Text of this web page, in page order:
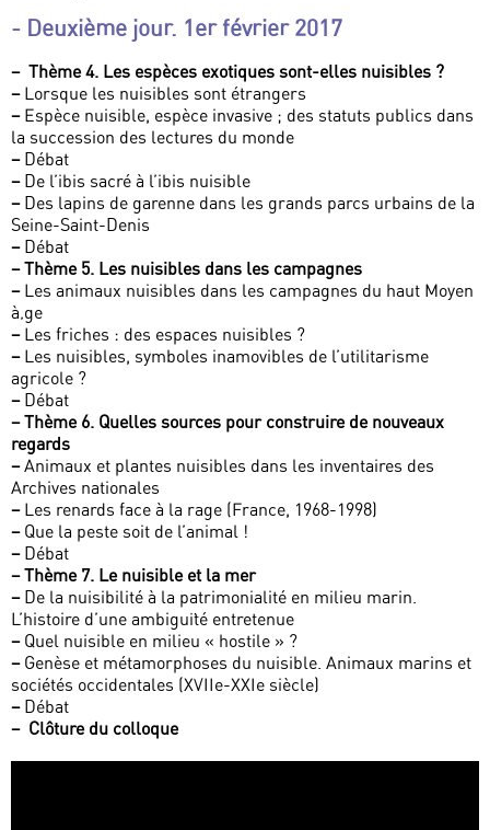
- Deuxième jour. 1er février 2017
– Thème 4. Les espèces exotiques sont-elles nuisibles ?
–Lorsque les nuisibles sont étrangers
–Espèce nuisible, espèce invasive ; des statuts publics dans
la succession des lectures du monde
–Débat
–De l’ibis sacré à l’ibis nuisible
–Des lapins de garenne dans les grands parcs urbains de la
Seine-Saint-Denis
–Débat
– Thème 5. Les nuisibles dans les campagnes
–Les animaux nuisibles dans les campagnes du haut Moyen
à‚ge
–Les friches : des espaces nuisibles ?
–Les nuisibles, symboles inamovibles de l’utilitarisme
agricole ?
–Débat
– Thème 6. Quelles sources pour construire de nouveaux
regards
–Animaux et plantes nuisibles dans les inventaires des
Archives nationales
–Les renards face à la rage (France, 1968-1998)
–Que la peste soit de l’animal !
–Débat
– Thème 7. Le nuisible et la mer
–De la nuisibilité à la patrimonialité en milieu marin.
L’histoire d’une ambiguïté entretenue
–Quel nuisible en milieu « hostile » ?
–Genèse et métamorphoses du nuisible. Animaux marins et
sociétés occidentales (XVIIe-XXIe siècle)
–Débat
– Clôture du colloque